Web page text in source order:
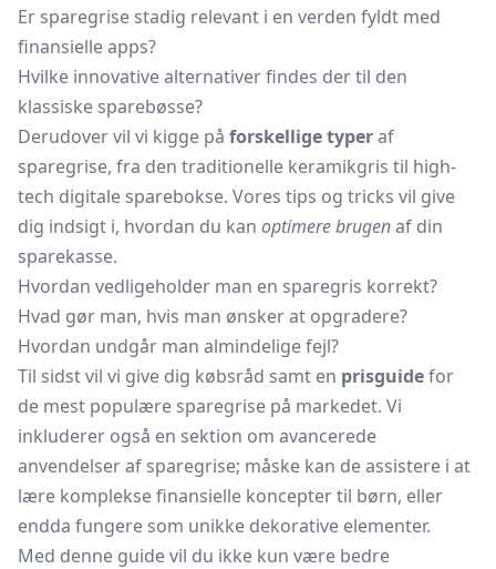
Er sparegrise stadig relevant i en verden fyldt med
finansielle apps?
Hvilke innovative alternativer findes der til den
klassiske sparebøsse?
Derudover vil vi kigge på forskellige typeraf
sparegrise, fra den traditionelle keramikgris til high-
tech digitale sparebokse. Vores tips og tricks vil give
dig indsigt i, hvordan du kan optimere brugenaf din
sparekasse.
Hvordan vedligeholder man en sparegris korrekt?
Hvad gør man, hvis man ønsker at opgradere?
Hvordan undgår man almindelige fejl?
Til sidst vil vi give dig købsråd samt en prisguidefor
de mest populære sparegrise på markedet. Vi
inkluderer også en sektion om avancerede
anvendelser af sparegrise; måske kan de assistere i at
lære komplekse finansielle koncepter til børn, eller
endda fungere som unikke dekorative elementer.
Med denne guide vil du ikke kun være bedre